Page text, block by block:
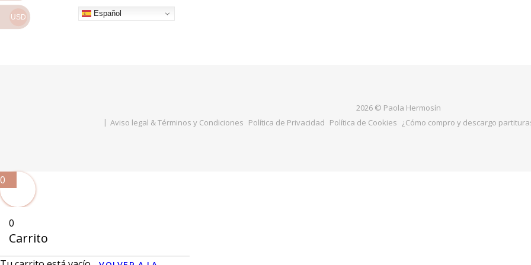
Español
2026 © Paola Hermosín
Aviso legal & Términos y Condiciones Política de Privacidad Política de Cookies ¿Cómo compro y descargo
USD
0
0
Carrito